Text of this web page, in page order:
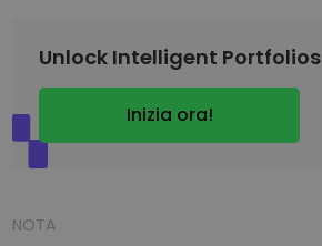
Unlock Intelligent Portfolios
Inizia ora!
NOTA